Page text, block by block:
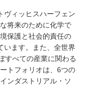
ィッヒスハーフェン
将来のために化学で
保護と社会的責任の
います。また、全世界
すべての産業に関わる
トフォリオは、6つの
ンダストリアル・ソ